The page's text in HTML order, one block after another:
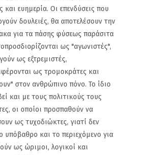
και ευημερία. Οι επενδύσεις που
δουλειές, θα αποτελέσουν την
για τα πάσης φύσεως παράσιτα
ως "αγωνιστές",
ως εξτρεμιστές,
ως τρομοκράτες και
στον ανθρώπινο πόνο. Το ίδιο
και με τους πολιτικούς τους
οι οποίοι προσπαθούν να
ως τυχοδιώκτες, γιατί δεν
υπόβαθρο και το περιεχόμενο για
ως ώριμοι, λογικοί και